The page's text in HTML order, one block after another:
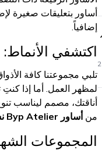
2
إضافياً.
اكتشفي الأنماط:
تلبي مجموعتنا كافة
لمظهر العمل. أما إذا
أناقتك، مصمم ليناسب
من أساور Byp Atelier نساء
المجموعات